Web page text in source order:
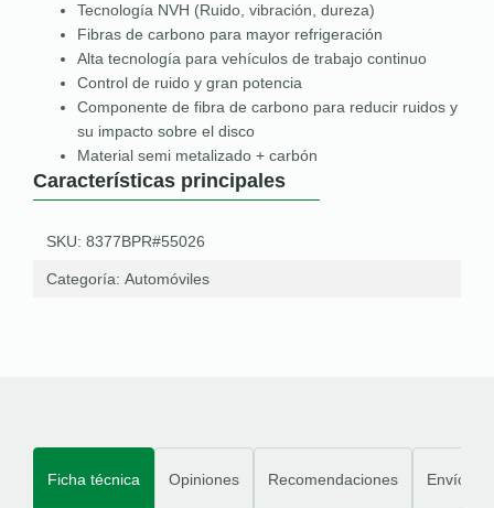
Tecnología NVH (Ruido, vibración, dureza)
Fibras de carbono para mayor refrigeración
Alta tecnología para vehículos de trabajo continuo
Control de ruido y gran potencia
Componente de fibra de carbono para reducir ruidos y
su impacto sobre el disco
Material semi metalizado + carbón
Características principales
SKU: 8377BPR#55026
Categoría: Automóviles
Ficha técnica Opiniones Recomendaciones Envíos